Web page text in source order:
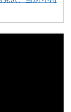
不用品回収